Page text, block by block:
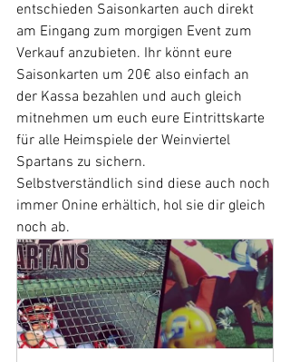
entschieden Saisonkarten auch direkt
am Eingang zum morgigen Event zum
Verkauf anzubieten. Ihr könnt eure
Saisonkarten um 20€ also einfach an
der Kassa bezahlen und auch gleich
mitnehmen um euch eure Eintrittskarte
für alle Heimspiele der Weinviertel
Spartans zu sichern.
Selbstverständlich sind diese auch noch
immer Onine erhältich, hol sie dir gleich
noch ab.